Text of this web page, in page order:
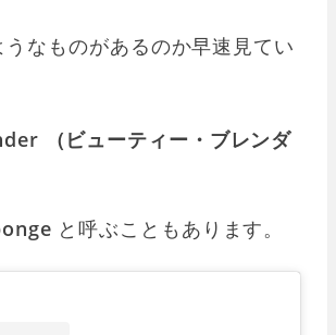
なものがあるのか早速見てい
（ビューティー・ブレンダ
と呼ぶこともあります。